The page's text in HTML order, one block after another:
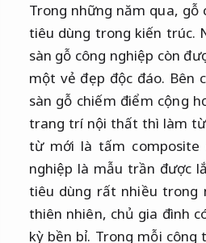
Trong những năm qua, gỗ
tiêu dùng trong kiến ​​trúc.
sàn gỗ công nghiệp còn
một vẻ đẹp độc đáo. Bên
sàn gỗ chiếm điểm cộng
trang trí nội thất thì làm từ
từ mới là tấm composite
nghiệp là mẫu trần được
tiêu dùng rất nhiều trong
thiên nhiên, chủ gia đình
kỳ bền bỉ. Trong mỗi công